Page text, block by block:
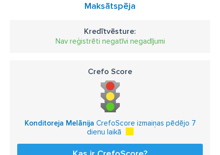
Maksātspēja
Kredītvēsture:
Nav reģistrēti negatīvi negadījumi
Crefo Score
Konditoreja Melānija CrefoScore izmaiņas pēdējo 7
dienu laikā